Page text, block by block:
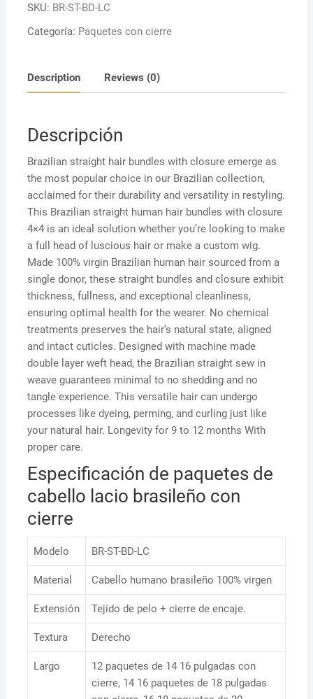
SKU: BR-ST-BD-LC
Categoría: Paquetes con cierre
Description Reviews (0)
Descripción
Brazilian straight hair bundles with closure emerge as
the most popular choice in our Brazilian collection,
acclaimed for their durability and versatility in restyling.
This Brazilian straight human hair bundles with closure
4×4 is an ideal solution whether you’re looking to make
a full head of luscious hair or make a custom wig.
Made 100% virgin Brazilian human hair sourced from a
single donor, these straight bundles and closure exhibit
thickness, fullness, and exceptional cleanliness,
ensuring optimal health for the wearer. No chemical
treatments preserves the hair’s natural state, aligned
and intact cuticles. Designed with machine made
double layer weft head, the Brazilian straight sew in
weave guarantees minimal to no shedding and no
tangle experience. This versatile hair can undergo
processes like dyeing, perming, and curling just like
your natural hair. Longevity for 9 to 12 months With
proper care.
Especificación de paquetes de
cabello lacio brasileño con
cierre
Modelo BR-ST-BD-LC
Material Cabello humano brasileño 100% virgen
Extensión Tejido de pelo + cierre de encaje.
Textura Derecho
Largo
12 paquetes de 14 16 pulgadas con
cierre, 14 16 paquetes de 18 pulgadas